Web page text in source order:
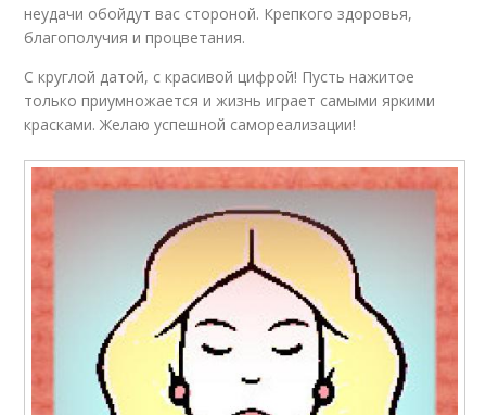
неудачи обойдут вас стороной. Крепкого здоровья,
благополучия и процветания.
С круглой датой, с красивой цифрой! Пусть нажитое
только приумножается и жизнь играет самыми яркими
красками. Желаю успешной самореализации!